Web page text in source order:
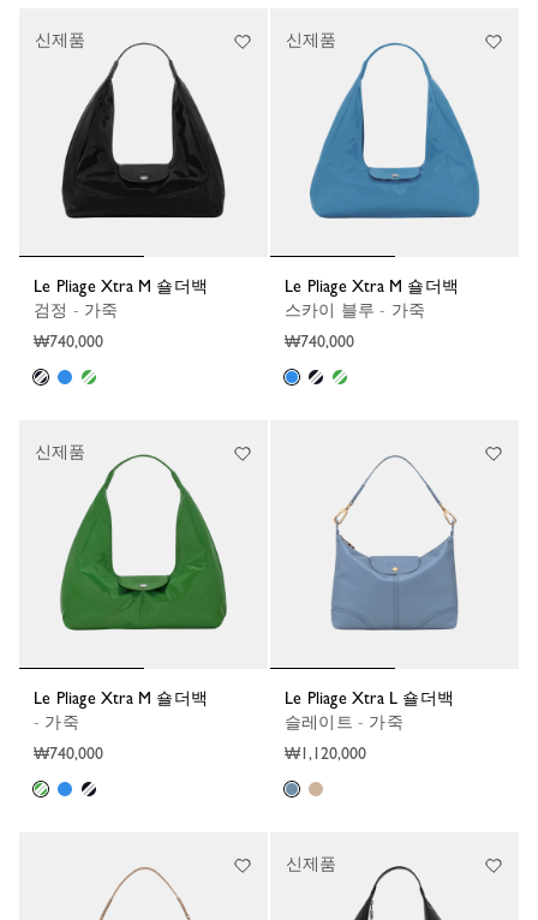
Le Pliage Xtra M 숄더백
검정 - 가죽
₩740,000
신제품
Le Pliage Xtra M 숄더백
스카이 블루 - 가죽
₩740,000
신제품
Le Pliage Xtra M 숄더백
- 가죽
₩740,000
신제품
Le Pliage Xtra L 숄더백
슬레이트 - 가죽
₩1,120,000
신제품